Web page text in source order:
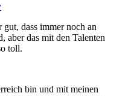
dass immer noch an
aber das mit den Talenten
toll.
bin und mit meinen